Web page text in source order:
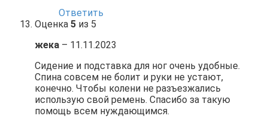
Ответить
Оценка 5 из 5
жека – 11.11.2023
Сидение и подставка для ног очень удобные.
Спина совсем не болит и руки не устают,
конечно. Чтобы колени не разъезжались
использую свой ремень. Спасибо за такую
помощь всем нуждающимся.